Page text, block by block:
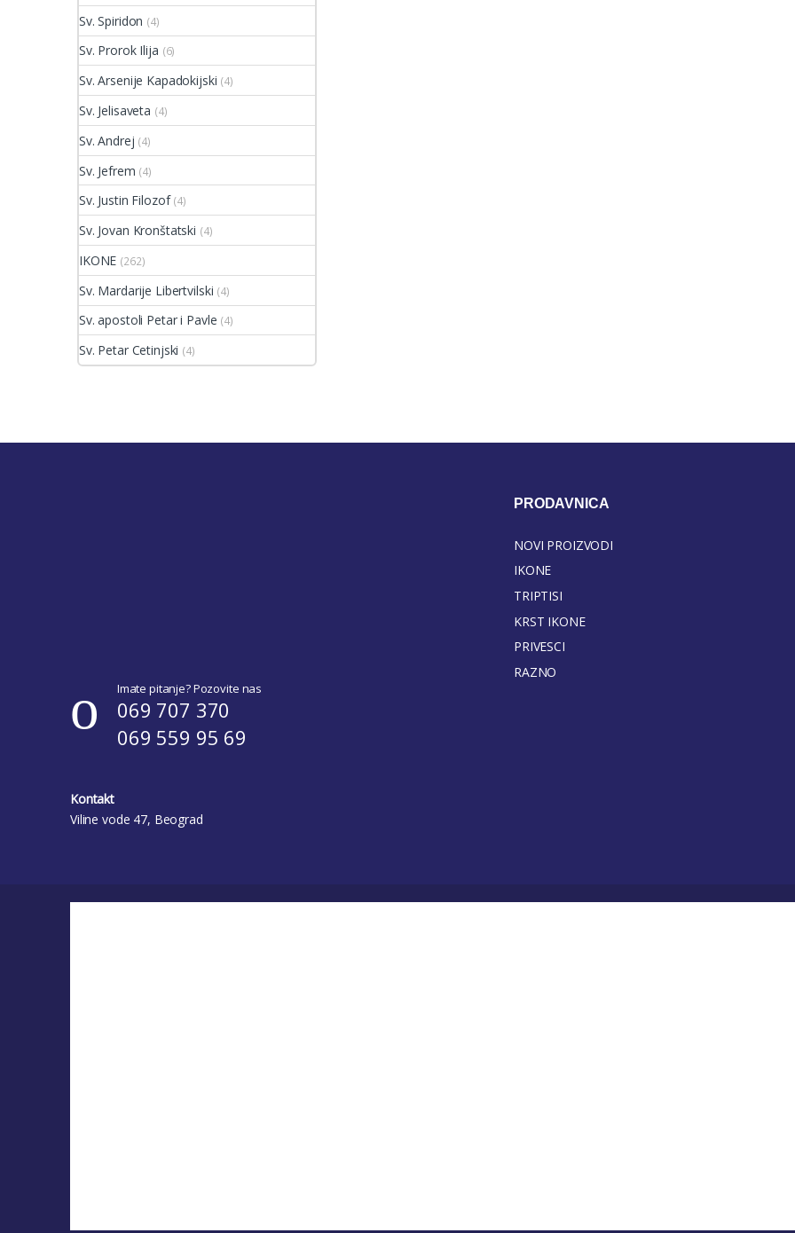
Sv. Spiridon (4)
Sv. Prorok Ilija (6)
Sv. Arsenije Kapadokijski (4)
Sv. Jelisaveta (4)
Sv. Andrej (4)
Sv. Jefrem (4)
Sv. Justin Filozof (4)
Sv. Jovan Kronštatski (4)
IKONE (262)
Sv. Mardarije Libertvilski (4)
Sv. apostoli Petar i Pavle (4)
Sv. Petar Cetinjski (4)
Imate pitanje? Pozovite nas
069 707 370
069 559 95 69
Kontakt
Viline vode 47, Beograd
PRODAVNICA
NOVI PROIZVODI
IKONE
TRIPTISI
KRST IKONE
PRIVESCI
RAZNO